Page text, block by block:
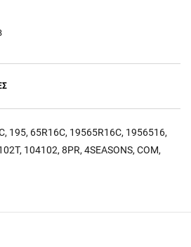
, 195, 65R16C, 19565R16C, 1956516,
, 104102, 8PR, 4SEASONS, COM,